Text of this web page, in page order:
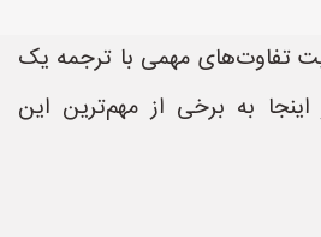
تفاوت‌های مهمی با ترجمه یک
به برخی از مهم‌ترین این